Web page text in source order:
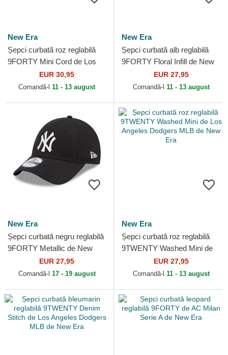
New Era
Șepci curbată roz reglabilă
9FORTY Mini Cord de Los
Angeles Dodgers MLB de
New Era
EUR 30,95
Comandă-l 11 - 13 august
New Era
Șepci curbată alb reglabilă
9FORTY Floral Infill de New
York Yankees MLB de New
Era
EUR 27,95
Comandă-l 11 - 13 august
New Era
Șepci curbată negru reglabilă
9FORTY Metallic de New
York Yankees MLB de New
Era
EUR 27,95
Comandă-l 17 - 19 august
New Era
Șepci curbată roz reglabilă
9TWENTY Washed Mini de
Los Angeles Dodgers MLB
de New Era
EUR 27,95
Comandă-l 11 - 13 august